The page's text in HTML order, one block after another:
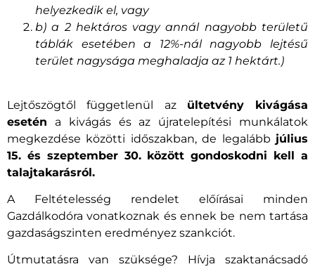
helyezkedik el, vagy
b) a 2 hektáros vagy annál nagyobb területű
táblák esetében a 12%-nál nagyobb lejtésű
terület nagysága meghaladja az 1 hektárt.)
Lejtőszögtől függetlenül az ültetvény kivágása
esetén a kivágás és az újratelepítési munkálatok
megkezdése közötti időszakban, de legalább július
15. és szeptember 30. között gondoskodni kell a
talajtakarásról.
A Feltételesség rendelet előírásai minden
Gazdálkodóra vonatkoznak és ennek be nem tartása
gazdaságszinten eredményez szankciót.
Útmutatásra van szüksége? Hívja szaktanácsadó